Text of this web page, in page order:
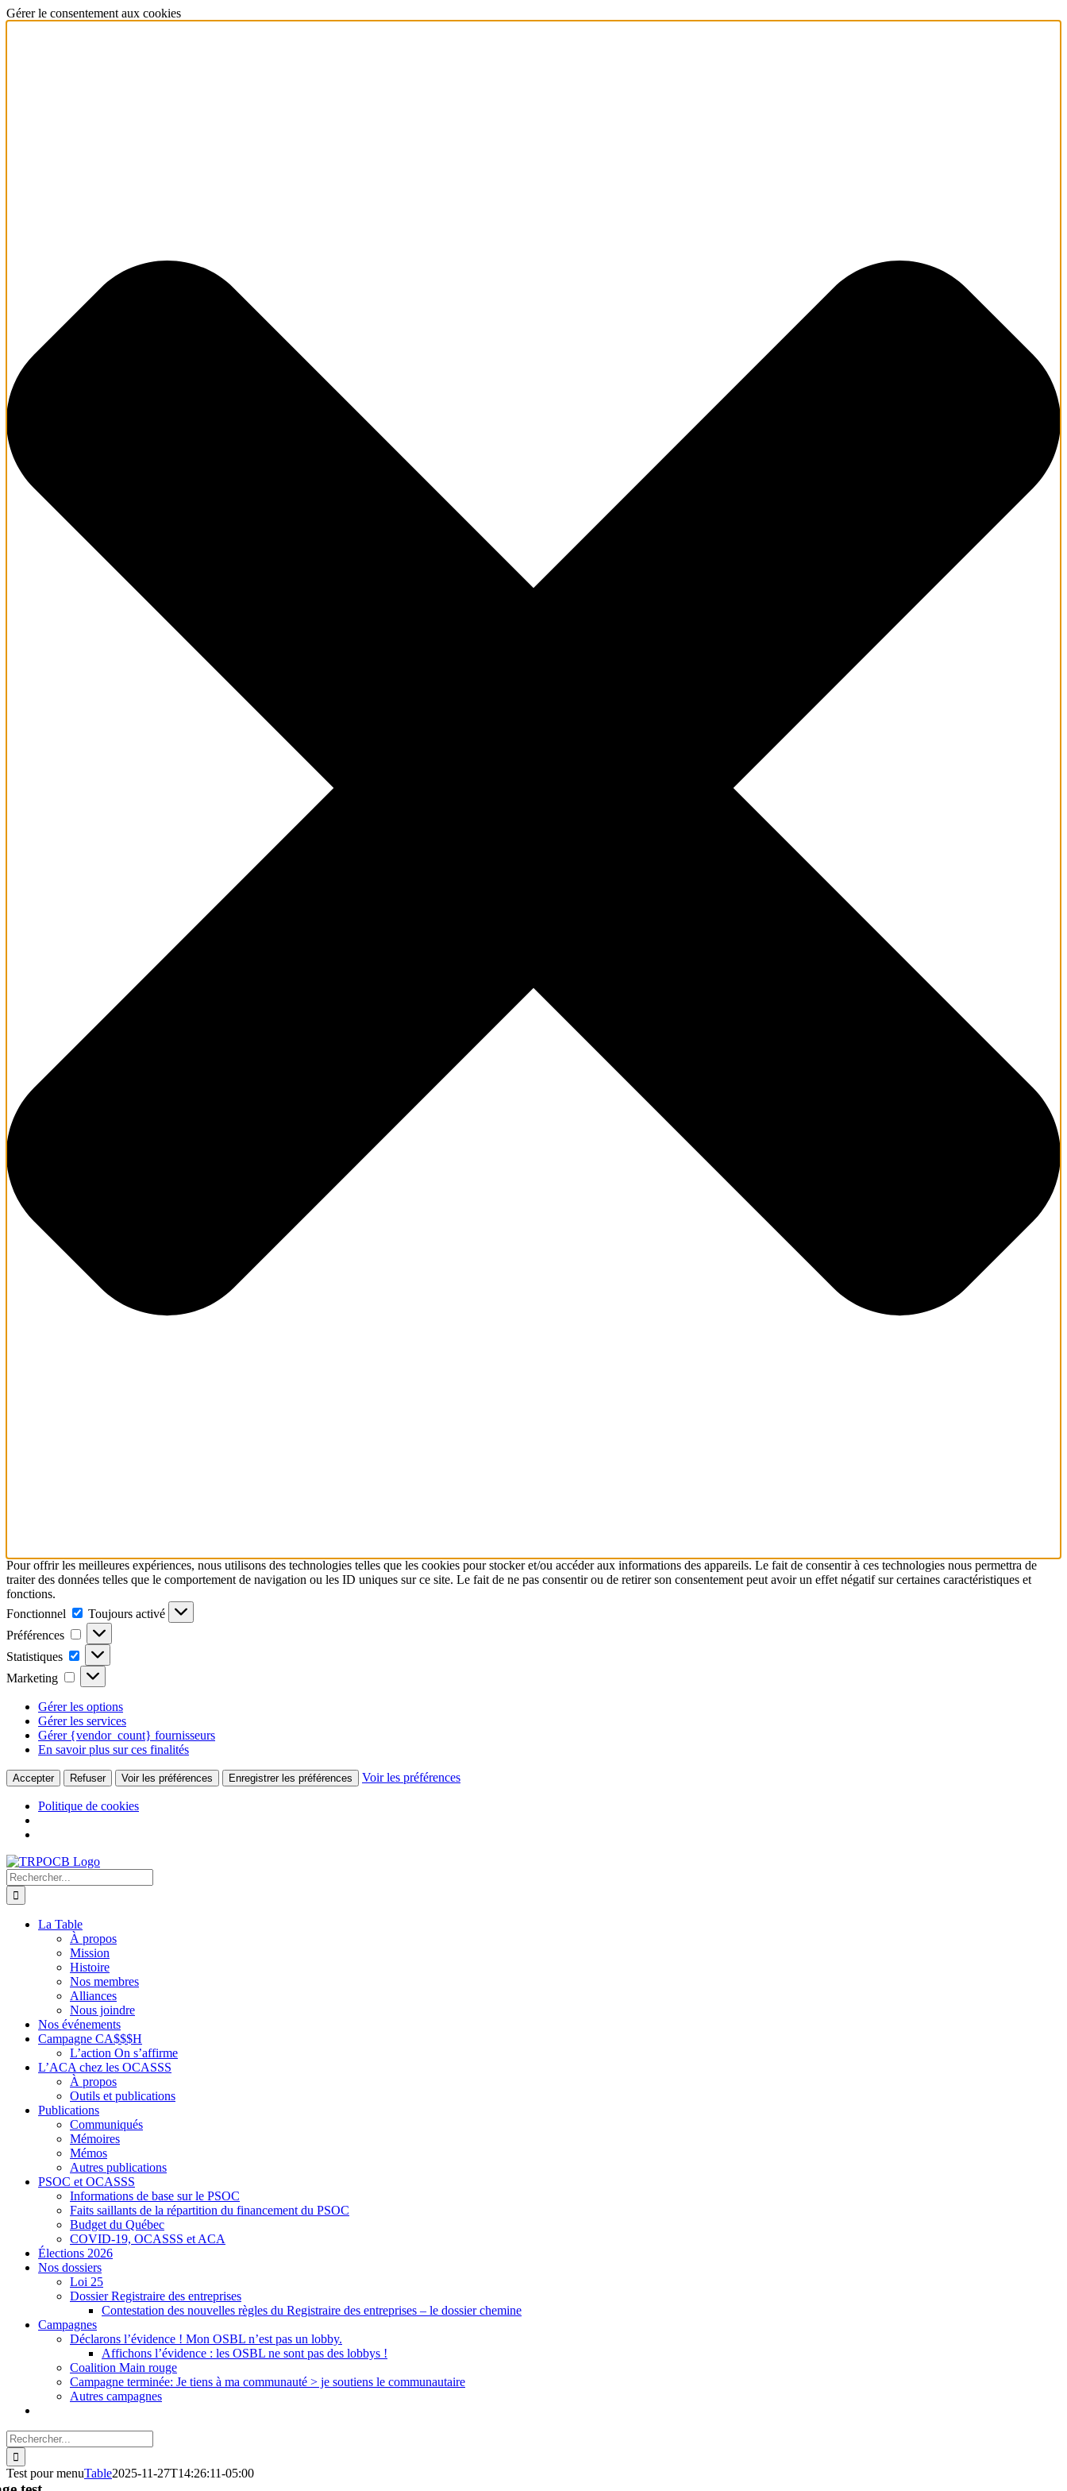
Gérer le consentement aux cookies
Pour offrir les meilleures expériences, nous utilisons des technologies telles que les cookies pour stocker et/ou accéder aux informations des appareils. Le fait de consentir à ces technologies nous permettra de
traiter des données telles que le comportement de navigation ou les ID uniques sur ce site. Le fait de ne pas consentir ou de retirer son consentement peut avoir un effet négatif sur certaines caractéristiques et
fonctions.
Fonctionnel
Fonctionnel
Toujours activé
Préférences
Préférences
Statistiques Statistiques
Marketing Marketing
Gérer les options
Gérer les services
Gérer {vendor_count} fournisseurs
En savoir plus sur ces finalités
Accepter Refuser Voir les préférences Enregistrer les préférences Voir les préférences
Politique de cookies
Passer
au
contenu
Rechercher:
La Table
À propos
Mission
Histoire
Nos membres
Alliances
Nous joindre
Nos événements
Campagne CA$$$H
L’action On s’affirme
L’ACA chez les OCASSS
À propos
Outils et publications
Publications
Communiqués
Mémoires
Mémos
Autres publications
PSOC et OCASSS
Informations de base sur le PSOC
Faits saillants de la répartition du financement du PSOC
Budget du Québec
COVID-19, OCASSS et ACA
Élections 2026
Nos dossiers
Loi 25
Dossier Registraire des entreprises
Contestation des nouvelles règles du Registraire des entreprises – le dossier chemine
Campagnes
Déclarons l’évidence ! Mon OSBL n’est pas un lobby.
Affichons l’évidence : les OSBL ne sont pas des lobbys !
Coalition Main rouge
Campagne terminée: Je tiens à ma communauté > je soutiens le communautaire
Autres campagnes
Rechercher:
Test pour menuTable2025-11-27T14:26:11-05:00